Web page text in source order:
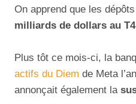
On apprend que les
milliards de dollars au T4
Plus tôt ce mois-ci, la
actifs du Diem de Meta
annonçait également la